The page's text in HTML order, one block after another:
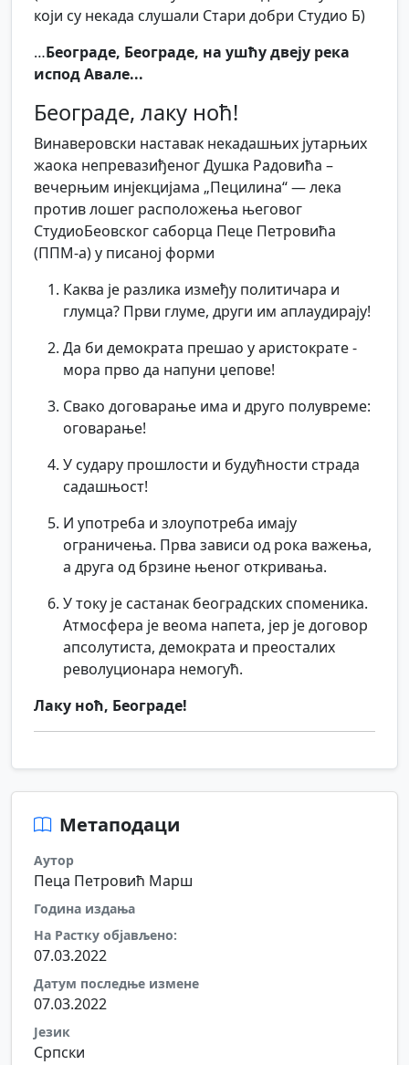
који су некада слушали Стари добри Студио Б)
…Београде, Београде, на ушћу двеју река
испод Авале...
Београде, лаку ноћ!
Винаверовски наставак некадашњих јутарњих
жаока непревазиђеног Душка Радовића –
вечерњим инјекцијама „Пецилина“ — лека
против лошег расположења његовог
СтудиоБеовског саборца Пеце Петровића
(ППМ-а) у писаној форми
Каква је разлика између политичара и
глумца? Први глуме, други им аплаудирају!
Да би демократа прешао у аристократе -
мора прво да напуни џепове!
Свако договарање има и друго полувреме:
оговарање!
У судару прошлости и будућности страда
садашњост!
И употреба и злоупотреба имају
ограничења. Прва зависи од рока важења,
а друга од брзине њеног откривања.
У току је састанак београдских споменика.
Атмосфера је веома напета, јер је договор
апсолутиста, демократа и преосталих
револуционара немогућ.
Лаку ноћ, Београде!
Метаподаци
Аутор
Пеца Петровић Марш
Година издања
На Растку објављено:
07.03.2022
Датум последње измене
07.03.2022
Језик
Српски